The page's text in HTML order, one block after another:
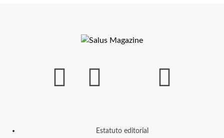
Estatuto editorial